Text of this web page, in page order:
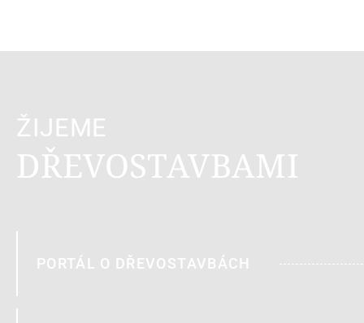
ŽIJEME
DŘEVOSTAVBAMI
PORTÁL O DŘEVOSTAVBÁCH